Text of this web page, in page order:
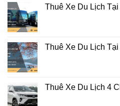
Thuê Xe Du Lịch
Thuê Xe Du Lịch
Thuê Xe Du Lịch 4